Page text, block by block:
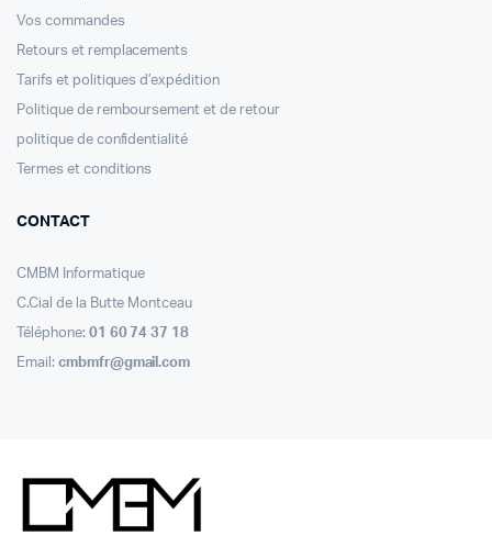
Vos commandes
Retours et remplacements
Tarifs et politiques d’expédition
Politique de remboursement et de retour
politique de confidentialité
Termes et conditions
CONTACT
CMBM Informatique
C.Cial de la Butte Montceau
Téléphone: 01 60 74 37 18
Email: cmbmfr@gmail.com